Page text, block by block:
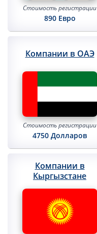
Контакты, схема проезда
Стоимостьрегистрации
890 Евро
Компании в ОАЭ
Стоимостьрегистрации
4750 Долларов
Компании в
Кыргызстане